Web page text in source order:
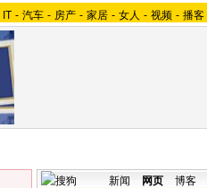
IT - 汽车 - 房产 - 家居 - 女人 - 视频 - 播客
新闻 网页 博客